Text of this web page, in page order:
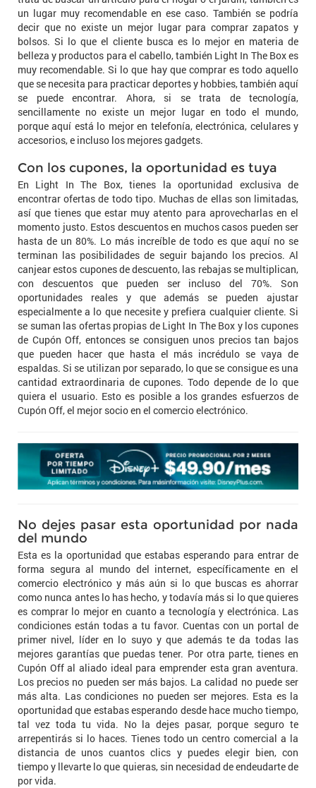
un lugar muy recomendable en ese caso. También se podría
decir que no existe un mejor lugar para comprar zapatos y
bolsos. Si lo que el cliente busca es lo mejor en materia de
belleza y productos para el cabello, también Light In The Box es
muy recomendable. Si lo que hay que comprar es todo aquello
que se necesita para practicar deportes y hobbies, también aquí
se puede encontrar. Ahora, si se trata de tecnología,
sencillamente no existe un mejor lugar en todo el mundo,
porque aquí está lo mejor en telefonía, electrónica, celulares y
accesorios, e incluso los mejores gadgets.
Con los cupones, la oportunidad es tuya
En Light In The Box, tienes la oportunidad exclusiva de
encontrar ofertas de todo tipo. Muchas de ellas son limitadas,
así que tienes que estar muy atento para aprovecharlas en el
momento justo. Estos descuentos en muchos casos pueden ser
hasta de un 80%. Lo más increíble de todo es que aquí no se
terminan las posibilidades de seguir bajando los precios. Al
canjear estos cupones de descuento, las rebajas se multiplican,
con descuentos que pueden ser incluso del 70%. Son
oportunidades reales y que además se pueden ajustar
especialmente a lo que necesite y prefiera cualquier cliente. Si
se suman las ofertas propias de Light In The Box y los cupones
de Cupón Off, entonces se consiguen unos precios tan bajos
que pueden hacer que hasta el más incrédulo se vaya de
espaldas. Si se utilizan por separado, lo que se consigue es una
cantidad extraordinaria de cupones. Todo depende de lo que
quiera el usuario. Esto es posible a los grandes esfuerzos de
Cupón Off, el mejor socio en el comercio electrónico.
No dejes pasar esta oportunidad por nada
del mundo
Esta es la oportunidad que estabas esperando para entrar de
forma segura al mundo del internet, específicamente en el
comercio electrónico y más aún si lo que buscas es ahorrar
como nunca antes lo has hecho, y todavía más si lo que quieres
es comprar lo mejor en cuanto a tecnología y electrónica. Las
condiciones están todas a tu favor. Cuentas con un portal de
primer nivel, líder en lo suyo y que además te da todas las
mejores garantías que puedas tener. Por otra parte, tienes en
Cupón Off al aliado ideal para emprender esta gran aventura.
Los precios no pueden ser más bajos. La calidad no puede ser
más alta. Las condiciones no pueden ser mejores. Esta es la
oportunidad que estabas esperando desde hace mucho tiempo,
tal vez toda tu vida. No la dejes pasar, porque seguro te
arrepentirás si lo haces. Tienes todo un centro comercial a la
distancia de unos cuantos clics y puedes elegir bien, con
tiempo y llevarte lo que quieras, sin necesidad de endeudarte de
por vida.